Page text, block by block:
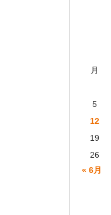
月
5
12
19
26
« 6月